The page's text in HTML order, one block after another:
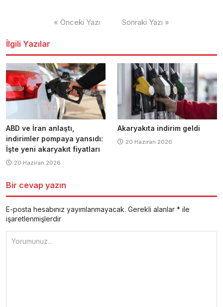
« Önceki Yazı Sonraki Yazı »
İlgili Yazılar
ABD ve İran anlaştı,
indirimler pompaya yansıdı:
İşte yeni akaryakıt fiyatları
20 Haziran 2026
Akaryakıta indirim geldi
20 Haziran 2026
Bir cevap yazın
E-posta hesabınız yayımlanmayacak. Gerekli alanlar * ile
işaretlenmişlerdir